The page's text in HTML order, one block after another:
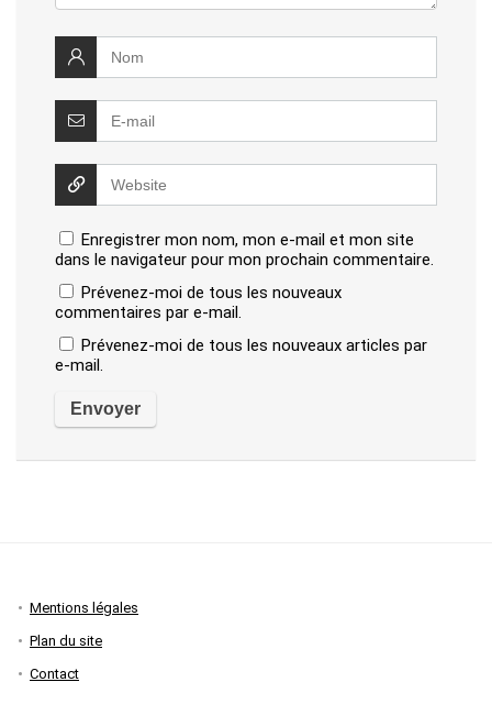
Enregistrer mon nom, mon e-mail et mon site
dans le navigateur pour mon prochain commentaire.
Prévenez-moi de tous les nouveaux
commentaires par e-mail.
Prévenez-moi de tous les nouveaux articles par
e-mail.
Mentions légales
Plan du site
Contact